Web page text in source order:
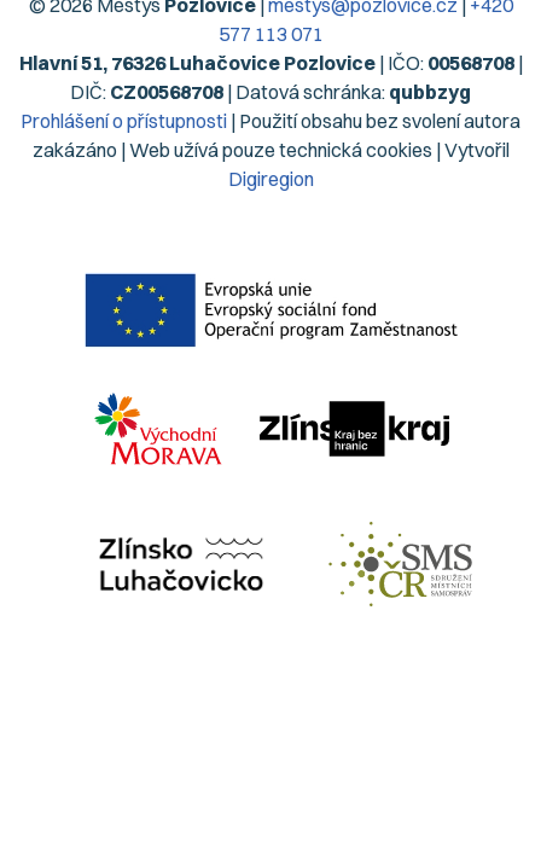
577 113 071
Hlavní 51, 76326 Luhačovice Pozlovice| IČO: 00568708|
DIČ: CZ00568708 | Datová schránka: qubbzyg
Prohlášení o přístupnosti | Použití obsahu bez svolení autora
zakázáno | Web užívá pouze technická cookies | Vytvořil
Digiregion